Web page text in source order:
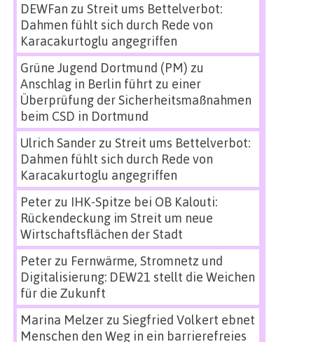
DEWFan zu Streit ums Bettelverbot:
Dahmen fühlt sich durch Rede von
Karacakurtoglu angegriffen
Grüne Jugend Dortmund (PM) zu
Anschlag in Berlin führt zu einer
Überprüfung der Sicherheitsmaßnahmen
beim CSD in Dortmund
Ulrich Sanderzu Streit ums Bettelverbot:
Dahmen fühlt sich durch Rede von
Karacakurtoglu angegriffen
Peterzu IHK-Spitze bei OB Kalouti:
Rückendeckung im Streit um neue
Wirtschaftsflächen der Stadt
Peterzu Fernwärme, Stromnetz und
Digitalisierung: DEW21 stellt die Weichen
für die Zukunft
Marina Melzerzu Siegfried Volkert ebnet
Menschen den Weg in ein barrierefreies